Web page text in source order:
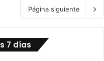
Página siguiente
7 días